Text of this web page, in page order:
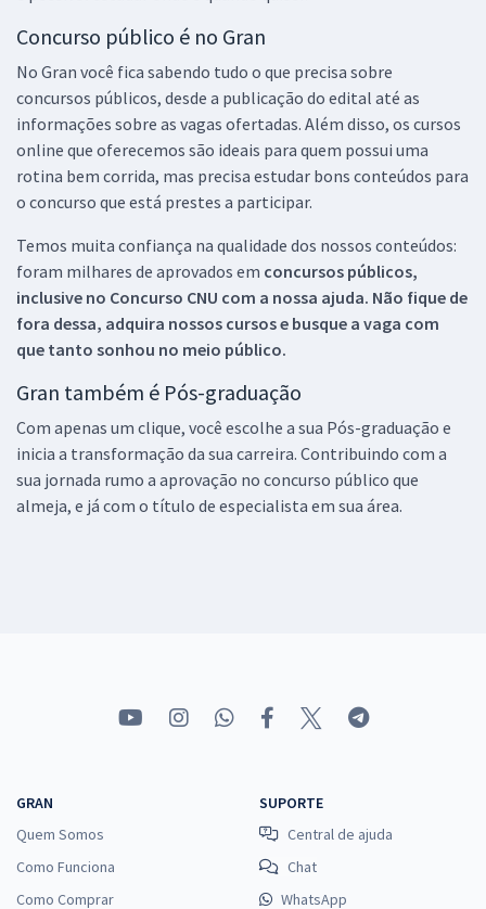
Concurso público é no Gran
No Gran você fica sabendo tudo o que precisa sobre
concursos públicos, desde a publicação do edital até as
informações sobre as vagas ofertadas. Além disso, os cursos
online que oferecemos são ideais para quem possui uma
rotina bem corrida, mas precisa estudar bons conteúdos para
o concurso que está prestes a participar.
Temos muita confiança na qualidade dos nossos conteúdos:
foram milhares de aprovados em concursos públicos,
inclusive no Concurso CNU com a nossa ajuda. Não fique de
fora dessa, adquira nossos cursos e busque a vaga com
que tanto sonhou no meio público.
Gran também é Pós-graduação
Com apenas um clique, você escolhe a sua Pós-graduação e
inicia a transformação da sua carreira. Contribuindo com a
sua jornada rumo a aprovação no concurso público que
almeja, e já com o título de especialista em sua área.
GRAN
Quem Somos
Como Funciona
Como Comprar
SUPORTE
Central de ajuda
Chat
WhatsApp